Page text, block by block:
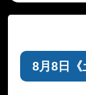
8月8日《